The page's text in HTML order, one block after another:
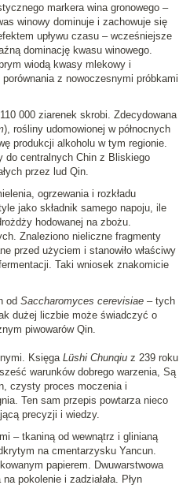
markera wina gronowego –
winowy dominuje i zachowuje się
upływu czasu – wcześniejsze
dominację kwasu winowego.
wiodą kwasy mlekowy i
z nowoczesnymi próbkami
000 ziarenek skrobi. Zdecydowana
), rośliny udomowionej w północnych
produkcji alkoholu w tym regionie.
do centralnych Chin z Bliskiego
przez lud Qin.
ogrzewania i rozkładu
jako składnik samego napoju, ile
hodowanej na zbożu.
Znaleziono nieliczne fragmenty
przed użyciem i stanowiło właściwy
Taki wniosek znakomicie
od Saccharomyces cerevisiae– tych
dużej liczbie może świadczyć o
piwowarów Qin.
Księga Lüshi Chunqiuz 239 roku
warunków dobrego warzenia, Są
czysty proces moczenia i
Ten sam przepis powtarza nieco
precyzji i wiedzy.
– tkaniną od wewnątrz i glinianą
na cmentarzysku Yancun.
papierem. Dwuwarstwowa
pokolenie i zadziałała. Płyn